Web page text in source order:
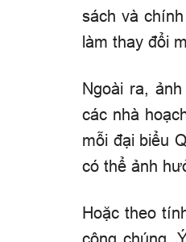
sách và
làm thay đổi
Ngoài ra,
các nhà
mỗi đại biểu
có thể ảnh
Hoặc theo